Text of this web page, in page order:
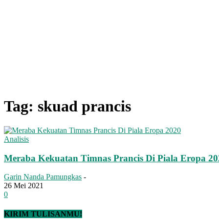
Tag: skuad prancis
Analisis
Meraba Kekuatan Timnas Prancis Di Piala Eropa
Garin Nanda Pamungkas -
26 Mei 2021
0
KIRIM TULISANMU!